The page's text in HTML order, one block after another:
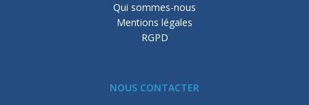
Qui sommes-nous
Mentions légales
RGPD
NOUS CONTACTER